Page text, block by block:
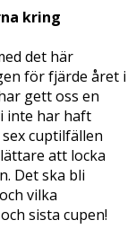
kring
det här
för fjärde året i
gett oss en
inte har haft
cuptilfällen
att locka
Det ska bli
vilka
sista cupen!